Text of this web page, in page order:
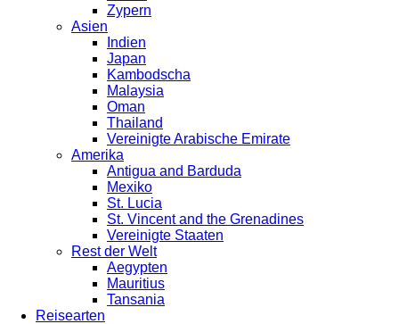
Zypern
Asien
Indien
Japan
Kambodscha
Malaysia
Oman
Thailand
Vereinigte Arabische Emirate
Amerika
Antigua and Barduda
Mexiko
St. Lucia
St. Vincent and the Grenadines
Vereinigte Staaten
Rest der Welt
Aegypten
Mauritius
Tansania
Reisearten